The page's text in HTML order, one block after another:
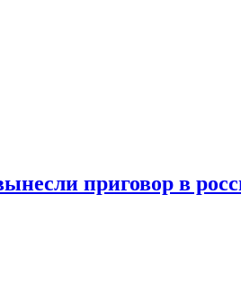
приговор в